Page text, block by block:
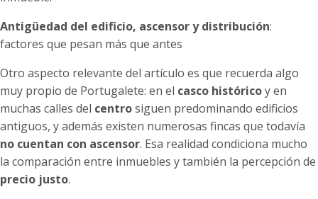
Antigüedad del edificio, ascensor y distribución:
factores que pesan más que antes
Otro aspecto relevante del artículo es que recuerda algo
muy propio de Portugalete: en el casco históricoy en
muchas calles del centrosiguen predominando edificios
antiguos, y además existen numerosas fincas que todavía
no cuentan con ascensor. Esa realidad condiciona mucho
la comparación entre inmuebles y también la percepción de
precio justo.